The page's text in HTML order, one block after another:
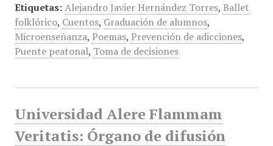
Etiquetas: Alejandro Javier Hernández Torres, Ballet
folklórico, Cuentos, Graduación de alumnos,
Microenseñanza, Poemas, Prevención de adicciones,
Puente peatonal, Toma de decisiones
Universidad Alere Flammam
Veritatis: Órgano de difusión